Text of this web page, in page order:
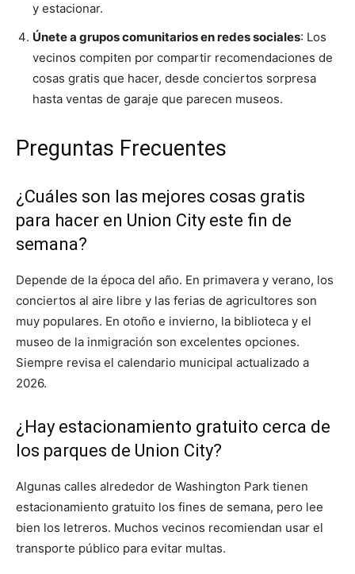
y estacionar.
Únete a grupos comunitarios en redes sociales: Los
vecinos compiten por compartir recomendaciones de
cosas gratis que hacer, desde conciertos sorpresa
hasta ventas de garaje que parecen museos.
Preguntas Frecuentes
¿Cuáles son las mejores cosas gratis
para hacer en Union City este fin de
semana?
Depende de la época del año. En primavera y verano, los
conciertos al aire libre y las ferias de agricultores son
muy populares. En otoño e invierno, la biblioteca y el
museo de la inmigración son excelentes opciones.
Siempre revisa el calendario municipal actualizado a
2026.
¿Hay estacionamiento gratuito cerca de
los parques de Union City?
Algunas calles alrededor de Washington Park tienen
estacionamiento gratuito los fines de semana, pero lee
bien los letreros. Muchos vecinos recomiendan usar el
transporte público para evitar multas.